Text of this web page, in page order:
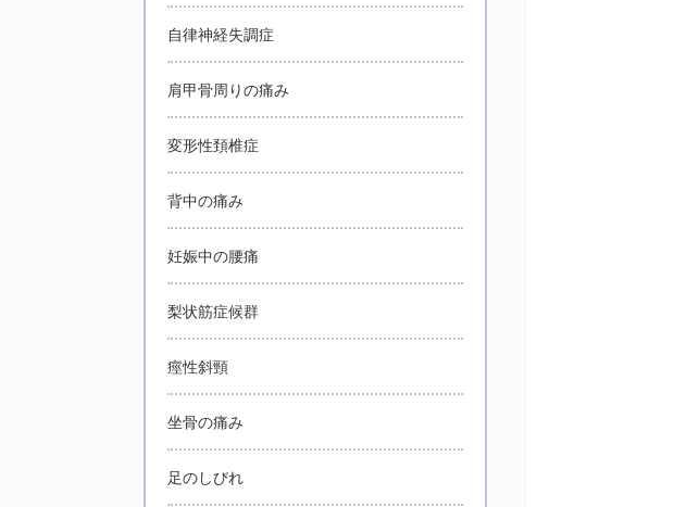
自律神経失調症
肩甲骨周りの痛み
変形性頚椎症
背中の痛み
妊娠中の腰痛
梨状筋症候群
痙性斜頸
坐骨の痛み
足のしびれ